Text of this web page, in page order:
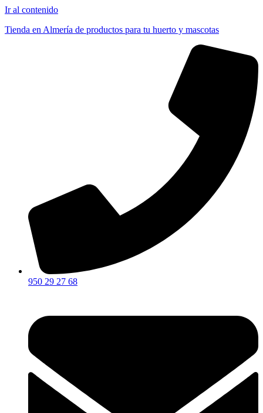
Ir al contenido
Tienda en Almería de productos para tu huerto y mascotas
950 29 27 68